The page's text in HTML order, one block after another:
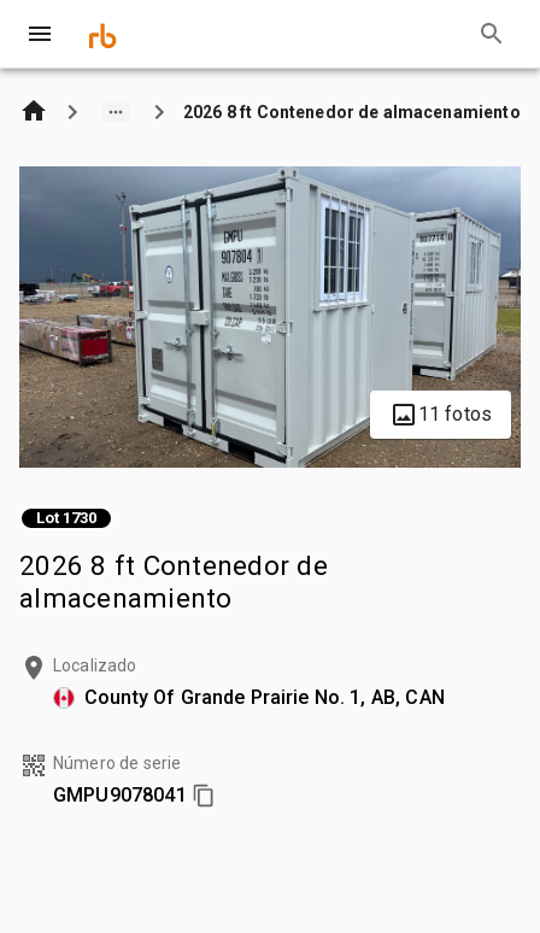
2026 8 ft Contenedor de almacenamiento
11 fotos
Lot 1730
2026 8 ft Contenedor de
almacenamiento
Localizado
County Of Grande Prairie No. 1, AB, CAN
Número de serie
GMPU9078041